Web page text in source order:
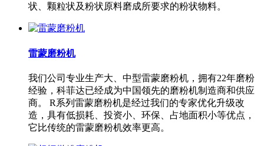
状、颗粒状及粉状原料磨成所要求的粉状物料。
雷蒙磨粉机
我们公司专业生产大、中型雷蒙磨粉机，拥有22年磨粉
经验，科菲达已经成为中国领先的磨粉机制造商和供应
商。 R系列雷蒙磨粉机是经过我们的专家优化升级改
造，具有低损耗、投资小、环保、占地面积小等优点，
它比传统的雷蒙磨粉机效率更高。